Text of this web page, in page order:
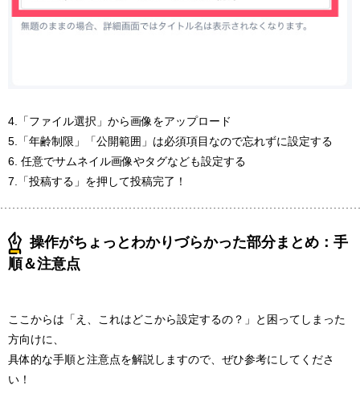
4.「ファイル選択」から画像をアップロード
5.「年齢制限」「公開範囲」は必須項目なので忘れずに設定する
6. 任意でサムネイル画像やタグなども設定する
7.「投稿する」を押して投稿完了！
操作がちょっとわかりづらかった部分まとめ：手
順＆注意点
ここからは「え、これはどこから設定するの？」と困ってしまった
方向けに、
具体的な手順と注意点を解説しますので、ぜひ参考にしてくださ
い！